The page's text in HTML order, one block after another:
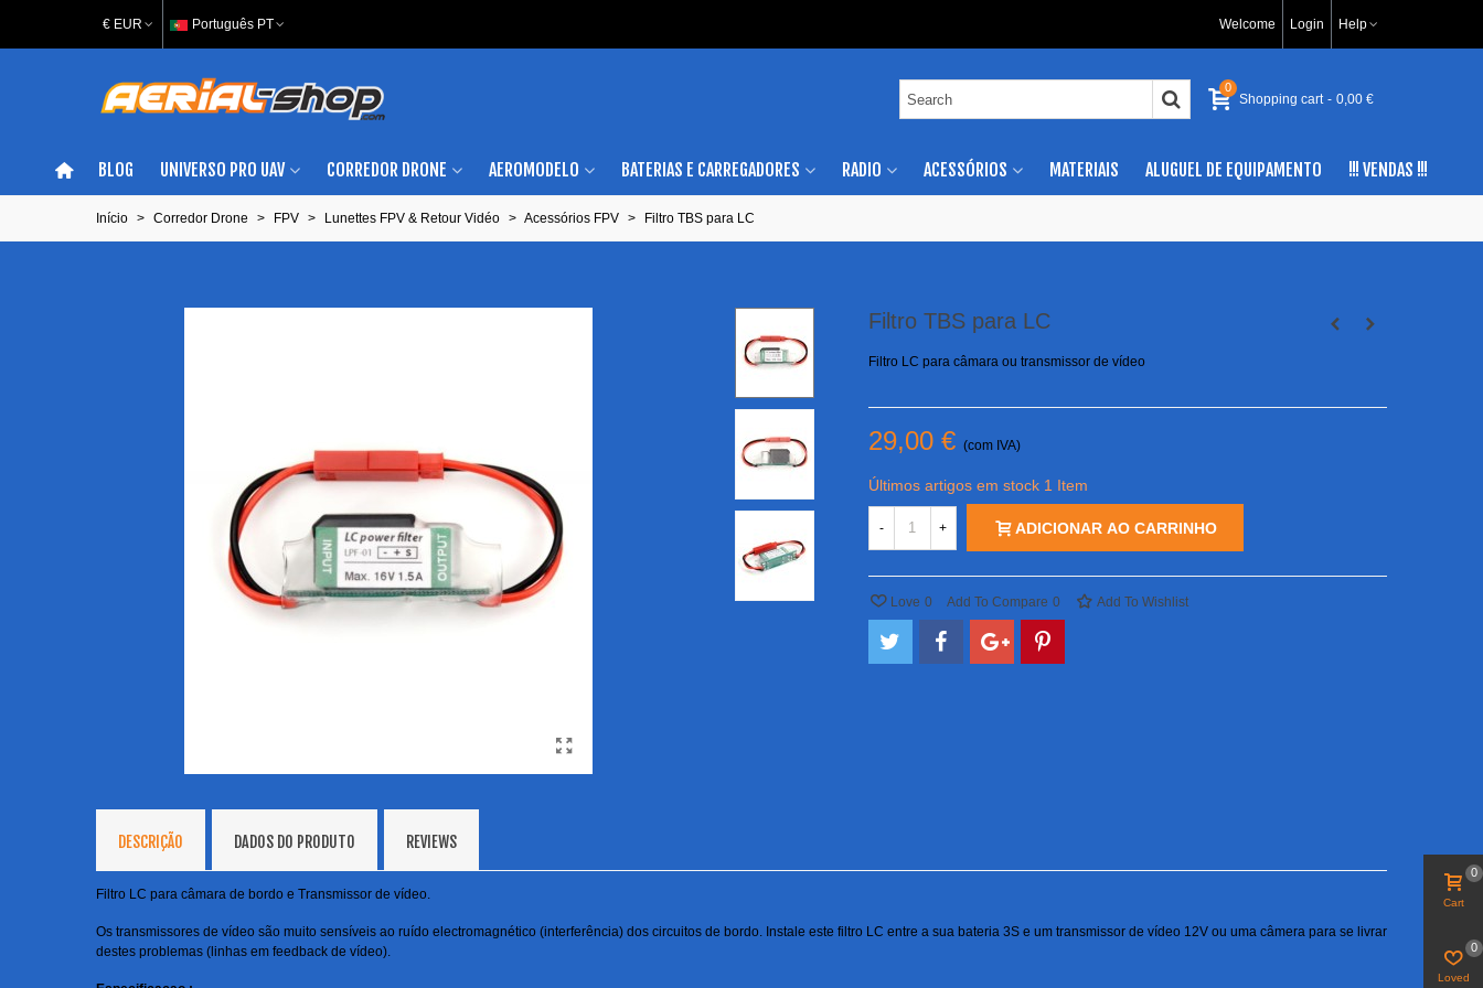
€ EUR Português PT Welcome Login Help
0
Shopping cart - 0,00 €
BLOG UNIVERSO PRO UAV CORREDOR DRONE AEROMODELO BATERIAS E CARREGADORES RADIO ACESSÓRIOS MATERIAIS ALUGUEL DE EQUIPAMENTO !!! VENDAS !!!
Início > Corredor Drone > FPV > Lunettes FPV & Retour Vidéo > Acessórios FPV > Filtro TBS para LC
Filtro TBS para LC
Filtro LC para câmara ou transmissor de vídeo
29,00 € (com IVA)
Últimos artigos em stock 1 Item
- + ADICIONAR AO CARRINHO
Love 0 Add To Compare 0 Add To Wishlist
DESCRIÇÃO DADOS DO PRODUTO REVIEWS
Filtro LC para câmara de bordo e Transmissor de vídeo.
Os transmissores de vídeo são muito sensíveis ao ruído electromagnético (interferência) dos circuitos de bordo. Instale este filtro LC entre a sua bateria 3S e um transmissor de vídeo 12V ou uma câmera para se livrar
destes problemas (linhas em feedback de vídeo).
Cart
0
Loved
0